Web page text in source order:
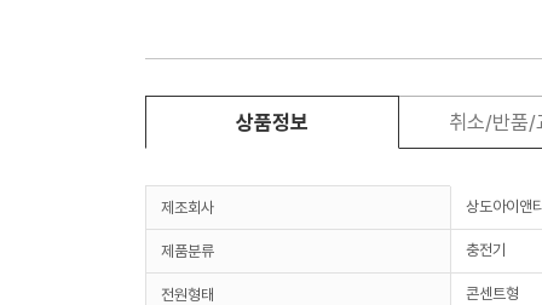
상품정보 취소/반품/
제조회사 상도아이앤
제품분류 충전기
전원형태 콘센트형